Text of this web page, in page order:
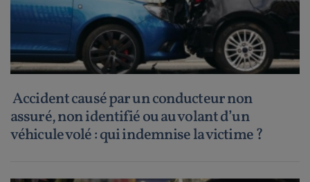
Accident causé par un conducteur non
assuré, non identifié ou au volant d’un
véhicule volé : qui indemnise la victime ?